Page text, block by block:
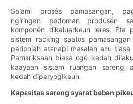
Salami prosés pamasangan,
ngiringan pedoman produsén
komponén dikaluarkeun leres. Éta
sistem racking saatos
paripolah atanapi masalah anu
Pamariksaan biasa ogé kedah
kaayaan sistem ruangan sareng
kedah diperyogikeun.
Kapasitas sareng syarat beban